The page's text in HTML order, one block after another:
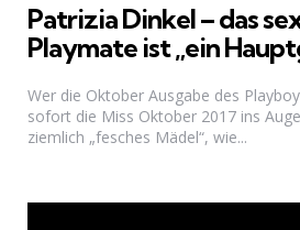
Patrizia Dinkel – das
Playmate ist „ein
Wer die Oktober Ausgabe des
sofort die Miss Oktober 2017 ins
ziemlich „fesches Mädel“, wie...